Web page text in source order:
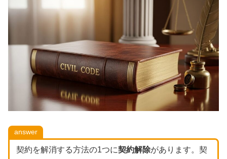
answer
契約を解消する方法の1つに契約解除があります。契